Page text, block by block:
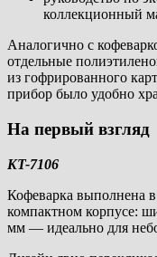
коллекционный
Аналогично с
отдельные
из гофрированного
прибор было удобно
На первый взгляд
KT-7106
Кофеварка выполнена
компактном корпусе:
мм — идеально для